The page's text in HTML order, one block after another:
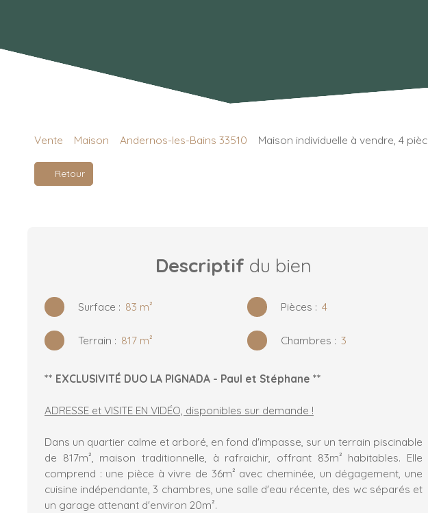
Vente Maison Andernos-les-Bains 33510 Maison individuelle à vendre, 4
Retour
Descriptif du bien
Surface : 83 m² Pièces : 4
Terrain : 817 m² Chambres : 3
** EXCLUSIVITÉ DUO LA PIGNADA - Paul et Stéphane **
ADRESSE et VISITE EN VIDÉO, disponibles sur demande !
Dans un quartier calme et arboré, en fond d'impasse, sur un terrain piscinable
de 817m², maison traditionnelle, à rafraichir, offrant 83m² habitables. Elle
comprend : une pièce à vivre de 36m² avec cheminée, un dégagement, une
cuisine indépendante, 3 chambres, une salle d'eau récente, des wc séparés et
un garage attenant d'environ 20m².